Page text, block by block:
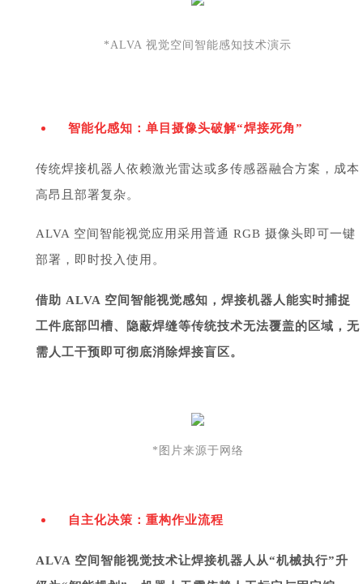
*ALVA 视觉空间智能感知技术演示
智能化感知：单目摄像头破解“焊接死角”
传统焊接机器人依赖激光雷达或多传感器融合方案，成本
高昂且部署复杂。
ALVA 空间智能视觉应用采用普通 RGB 摄像头即可一键
部署，即时投入使用。
借助 ALVA 空间智能视觉感知，焊接机器人能实时捕捉
工件底部凹槽、隐蔽焊缝等传统技术无法覆盖的区域，无
需人工干预即可彻底消除焊接盲区。
*图片来源于网络
自主化决策：重构作业流程
ALVA 空间智能视觉技术让焊接机器人从“机械执行”升